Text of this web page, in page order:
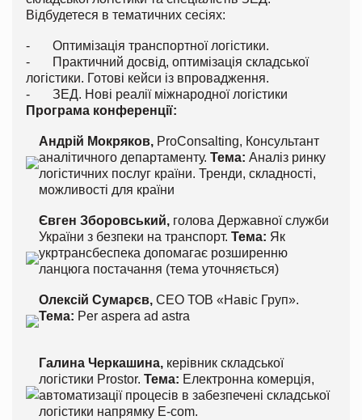
Відбудетеся в тематичних сесіях:
- Оптимізація транспортної логістики.
- Практичний досвід, оптимізація складської
логістики. Готові кейси із впровадження.
- ЗЕД. Нові реалії міжнародної логістики
Програма конференції:
Андрій Мокряков, ProConsalting, Консультант
аналітичного департаменту. Тема: Аналіз ринку
логістичних послуг країни. Тренди, складності,
можливості для країни
Євген Зборовський, голова Державної служби
України з безпеки на транспорт. Тема: Як
укртрансбеспека допомагає розширенню
ланцюга постачання (тема уточняється)
Олексій Сумарєв, CEO ТОВ «Навіс Груп».
Тема: Per aspera ad astra
Галина Черкашина, керівник складської
логістики Prostor. Тема: Електронна комерція,
автоматизації процесів в забезпечені складської
логістики напрямку E-com.